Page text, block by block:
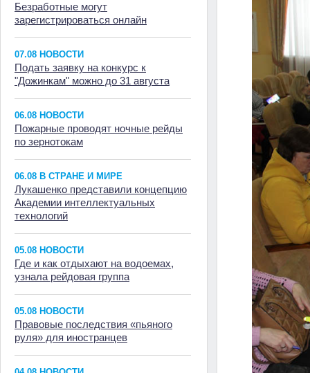
Безработные могут
зарегистрироваться онлайн
07.08 НОВОСТИ
Подать заявку на конкурс к
"Дожинкам" можно до 31 августа
06.08 НОВОСТИ
Пожарные проводят ночные рейды
по зернотокам
06.08 В СТРАНЕ И МИРЕ
Лукашенко представили концепцию
Академии интеллектуальных
технологий
05.08 НОВОСТИ
Где и как отдыхают на водоемах,
узнала рейдовая группа
05.08 НОВОСТИ
Правовые последствия «пьяного
руля» для иностранцев